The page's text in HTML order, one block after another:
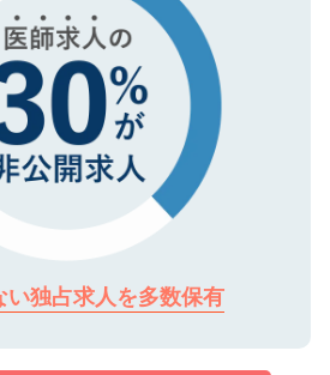
い独占求人を多数保有